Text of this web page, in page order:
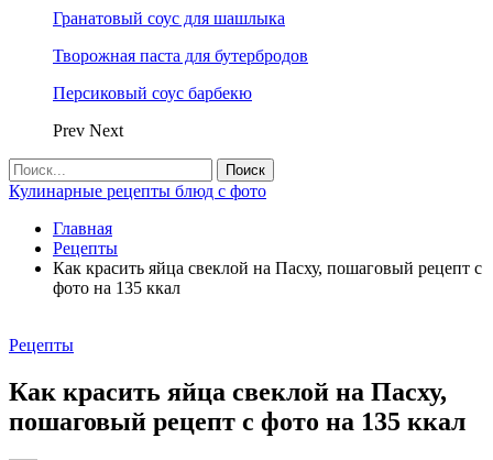
Гранатовый соус для шашлыка
Творожная паста для бутербродов
Персиковый соус барбекю
Prev Next
Кулинарные рецепты блюд с фото
Главная
Рецепты
Как красить яйца свеклой на Пасху, пошаговый рецепт с
фото на 135 ккал
Рецепты
Как красить яйца свеклой на Пасху,
пошаговый рецепт с фото на 135 ккал